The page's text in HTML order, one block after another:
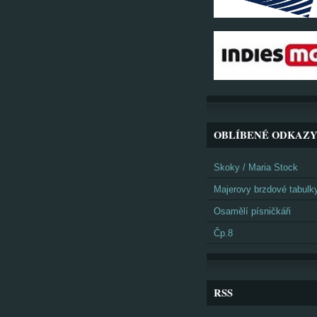
OBLÍBENÉ ODKAZY
Skoky / Maria Stock
Majerovy brzdové
Osamělí písničkáři
Čp.8
RSS